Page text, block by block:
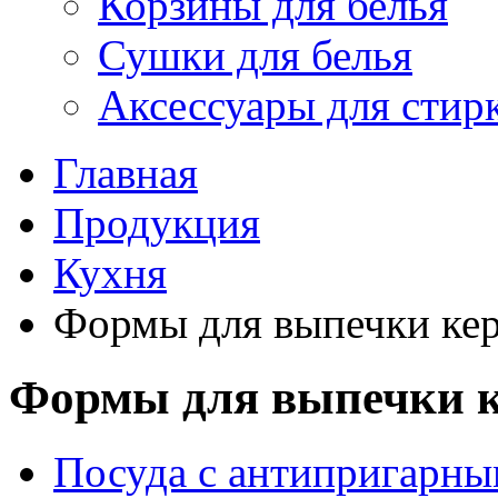
Сушки для белья
Аксессуары для
Главная
Продукция
Кухня
Формы для выпечки
Формы для выпечки
Посуда с